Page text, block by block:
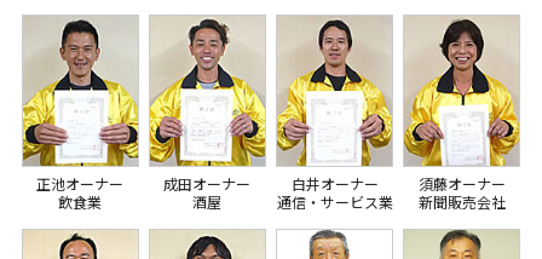
正池オーナー
飲食業
成田オーナー
酒屋
白井オーナー
通信・サービス業
須藤オーナー
新聞販売会社